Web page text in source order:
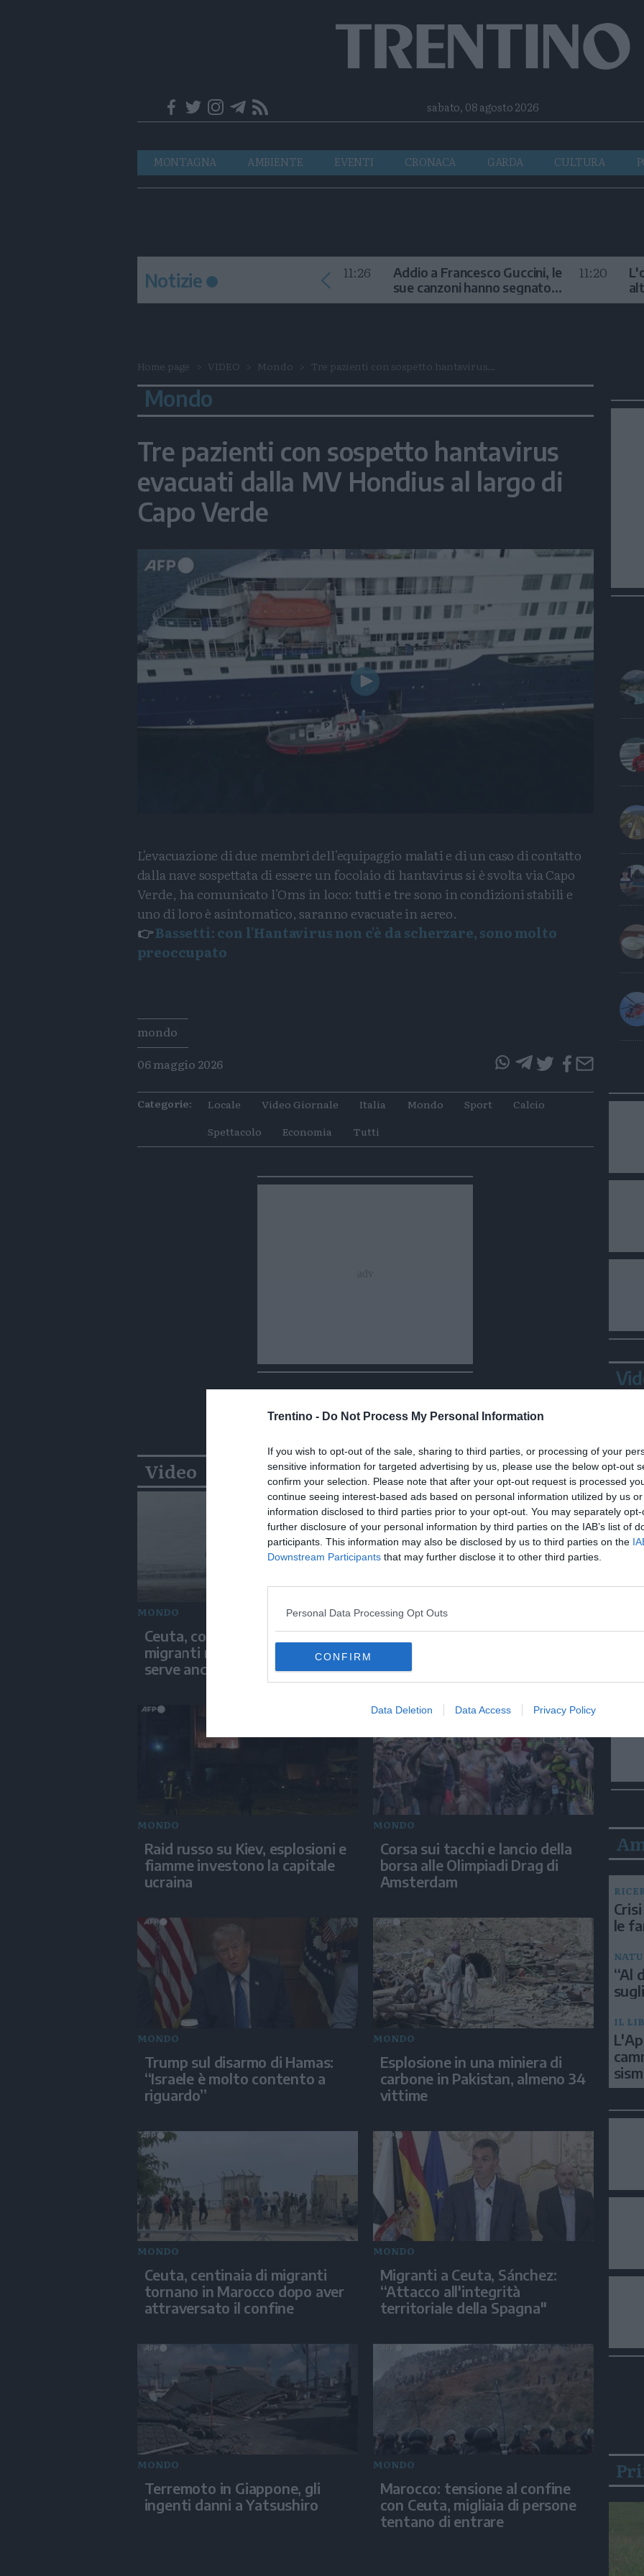
Trentino - Do Not Process My Personal Information
If you wish to opt-out of the sale, sharing to third parties, or processing of your
sensitive information for targeted advertising by us, please use the below opt-out
confirm your selection. Please note that after your opt-out request is processed
continue seeing interest-based ads based on personal information utilized by us
information disclosed to third parties prior to your opt-out. You may separately
further disclosure of your personal information by third parties on the IAB’s list of
participants. This information may also be disclosed by us to third parties on the
Downstream Participants that may further disclose it to other third parties.
Personal Data Processing Opt Outs
CONFIRM
Data Deletion Data Access Privacy Policy
Telegram
RSSsabato, 08 agosto 2026
Navigazione
principale
MONTAGNA AMBIENTE EVENTI CRONACA GARDA CULTURA
Notizie 11:26
Addio a Francesco Guccini, le
sue canzoni hanno segnato
la storia
11:20
Home page VIDEO Mondo Tre pazienti con sospetto hantavirus...
Mondo
Tre pazienti con sospetto hantavirus
evacuati dalla MV Hondius al largo di
Capo Verde
Play
Video
L'evacuazione di due membri dell'equipaggio malati e di un caso di contatto
dalla nave sospettata di essere un focolaio di hantavirus si è svolta via Capo
Verde, ha comunicato l'Oms in loco: tutti e tre sono in condizioni stabili e
uno di loro è asintomatico, saranno evacuate in aereo.
👉️Bassetti: con l'Hantavirus non c'è da scherzare, sono molto
preoccupato
Tags
mondo
06 maggio 2026
articoloarticolo
Categorie: Locale Video Giornale Italia Mondo Sport
Calcio
Spettacolo
Economia Tutti
Video
MONDO
Ceuta, contenuta l'ondata di
migranti ma per qualcuno
serve ancora soccorso
MONDO
Ceuta, barriere galleggianti per
Marocco
MONDO
Raid russo su Kiev, esplosioni e
fiamme investono la capitale
ucraina
MONDO
Corsa sui tacchi e lancio della
borsa alle Olimpiadi Drag di
Amsterdam
MONDO
Trump sul disarmo di Hamas:
“Israele è molto contento a
riguardo”
MONDO
Esplosione in una miniera di
carbone in Pakistan, almeno 34
vittime
MONDO
Ceuta, centinaia di migranti
tornano in Marocco dopo aver
attraversato il confine
MONDO
Migranti a Ceuta, Sánchez:
“Attacco all'integrità
territoriale della Spagna"
MONDO
Terremoto in Giappone, gli
ingenti danni a Yatsushiro
MONDO
Marocco: tensione al confine
con Ceuta, migliaia di persone
tentano di entrare
le
“Al
IL